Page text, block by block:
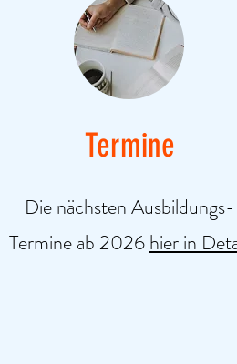
Termine
Die nächsten Ausbildungs-
Termine ab 2026hier in